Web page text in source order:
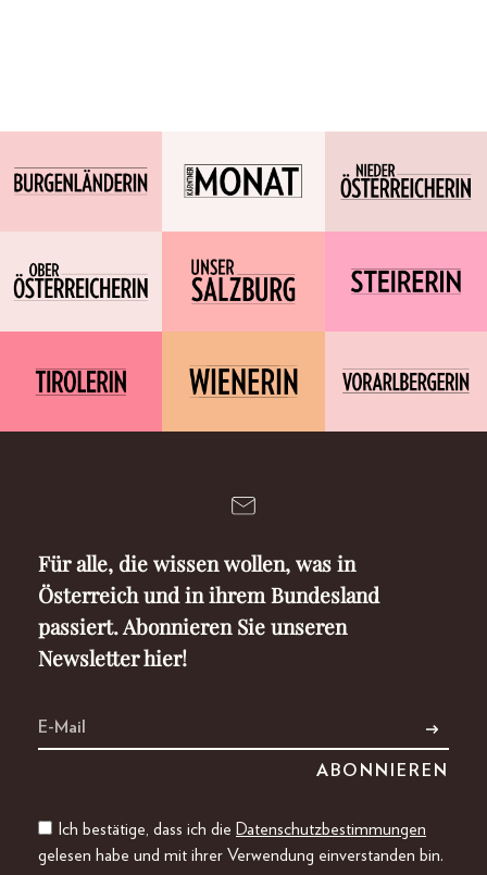
Für alle, die wissen wollen, was in
Österreich und in ihrem Bundesland
passiert. Abonnieren Sie unseren
Newsletter hier!
Ich bestätige, dass ich die Datenschutzbestimmungen
gelesen habe und mit ihrer Verwendung einverstanden bin.